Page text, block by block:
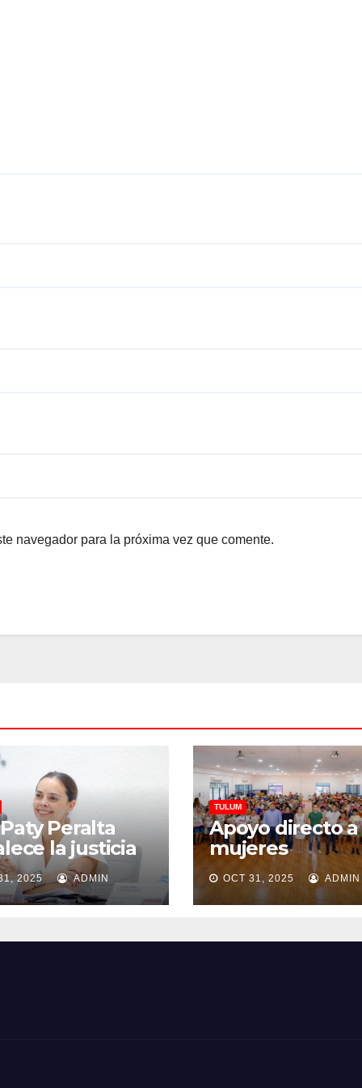
navegador para la próxima vez que comente.
Peralta
la justicia
2025 ADMIN
TULUM
Apoyo directo a
mujeres
tulumnenses
OCT 31, 2025 ADMIN